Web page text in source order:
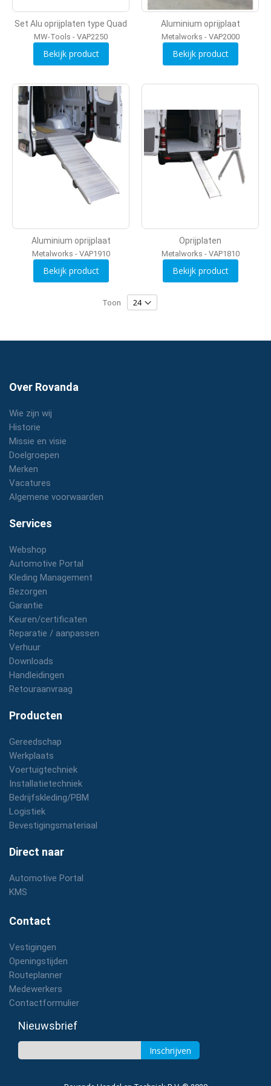
Set Alu oprijplaten type Quad
MW-Tools - VAP2250
Bekijk product
Aluminium oprijplaat
Metalworks - VAP2000
Bekijk product
Aluminium oprijplaat
Metalworks - VAP1910
Bekijk product
Oprijplaten
Metalworks - VAP1810
Bekijk product
Toon
Over Rovanda
Wie zijn wij
Historie
Missie en visie
Doelgroepen
Merken
Vacatures
Algemene voorwaarden
Services
Webshop
Automotive Portal
Kleding Management
Bezorgen
Garantie
Keuren/certificaten
Reparatie / aanpassen
Verhuur
Downloads
Handleidingen
Retouraanvraag
Producten
Gereedschap
Werkplaats
Voertuigtechniek
Installatietechniek
Bedrijfskleding/PBM
Logistiek
Bevestigingsmateriaal
Direct naar
Automotive Portal
KMS
Contact
Vestigingen
Openingstijden
Routeplanner
Medewerkers
Contactformulier
Nieuwsbrief
Inschrijven